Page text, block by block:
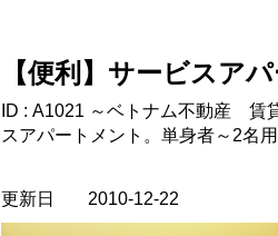
更新日 2010-12-22
【便利】サービスア
付) 1区 THAI VAN
市 ベトナム不動産
ID : A1021 ～ベトナム不動産 賃貸物件情報～ とてもきれいなサービ
スアパートメント。単身者～2名
大きな窓がついておりとても明るい部屋です。